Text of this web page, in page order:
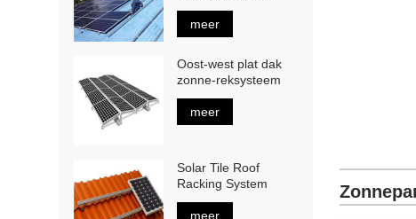
meer
Oost-west plat dak
zonne-reksysteem
meer
Solar Tile Roof
Racking System
meer